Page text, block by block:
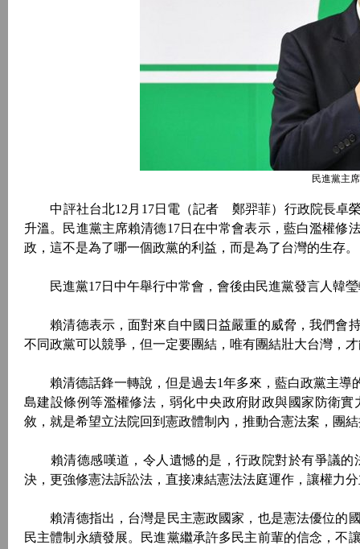
民進黨主
中評社台北12月17日電（記者 鄭羿菲）行政院長卓榮
升溫。民進黨主席賴清德17日在中常會表示，藍白濫權修
政，這不是為了哪一個政黨的利益，而是為了台灣的生存。
民進黨17日中午舉行中常會，會後由民進黨發言人韓瑩
賴清德表示，面對來自中國日益嚴重的威脅，我們會
不同政黨可以競爭，但一定要團結，唯有團結壯大台灣，
賴清德話鋒一轉說，但是過去1年多來，藍白政黨主導
島建設條例等濫權修法，弱化中央政府財政與國家防衛
敘，就是希望立法院回到憲政體制內，推動合憲法案，團
賴清德感嘆道，令人遺憾的是，行政院對於有爭議的
決，更強修憲法訴訟法，直接凍結憲法法庭運作，讓權力
賴清德指出，台灣是民主憲政國家，也是憲法優位的
民主體制永續發展。民進黨繼承許多民主前輩的信念，不